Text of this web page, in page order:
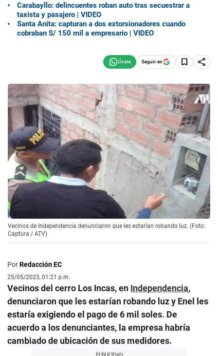
Carabayllo: delincuentes roban auto tras secuestrar a
taxista y pasajero | VIDEO
Santa Anita: capturan a dos extorsionadores cuando
cobraban S/ 150 mil a empresario | VIDEO
Seguir en
Vecinos de Independencia denunciaron que les estarían robando luz. (Foto:
Captura / ATV)
PorRedacción EC
25/05/2023, 01:21 p.m.
Vecinos del cerro Los Incas, en Independencia,
denunciaron que les estarían robando luz y Enel les
estaría exigiendo el pago de 6 mil soles. De
acuerdo a los denunciantes, la empresa habría
cambiado de ubicación de sus medidores.